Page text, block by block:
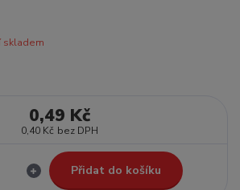
skladem
0,49 Kč
0,40 Kč bez DPH
Přidat do košíku